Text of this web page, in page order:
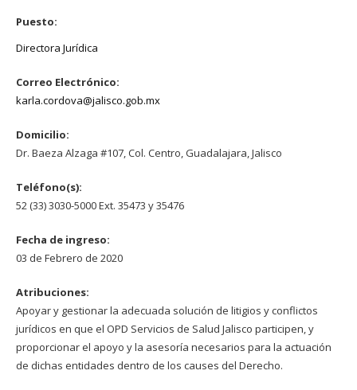
Puesto:
Directora Jurídica
Correo Electrónico:
karla.cordova@jalisco.gob.mx
Domicilio:
Dr. Baeza Alzaga #107, Col. Centro, Guadalajara, Jalisco
Teléfono(s):
52 (33) 3030-5000 Ext. 35473 y 35476
Fecha de ingreso:
03 de Febrero de 2020
Atribuciones:
Apoyar y gestionar la adecuada solución de litigios y conflictos
jurídicos en que el OPD Servicios de Salud Jalisco participen, y
proporcionar el apoyo y la asesoría necesarios para la actuación
de dichas entidades dentro de los causes del Derecho.